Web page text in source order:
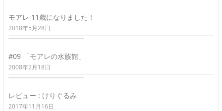
モアレ 11歳になりました！
2018年5月28日
#09 「モアレの水族館」
2008年2月18日
レビュー : けりぐるみ
2017年11月16日